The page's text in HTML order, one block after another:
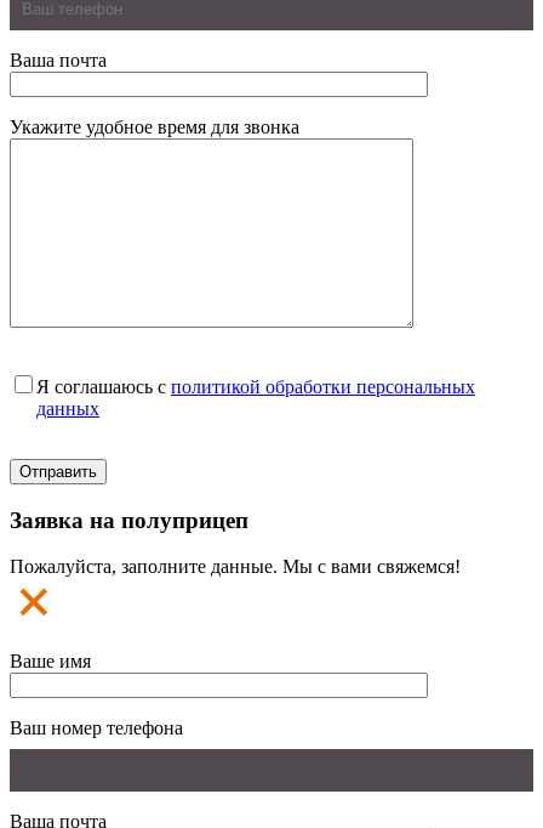
Ваша почта
Укажите удобное время для звонка
Я соглашаюсь с политикой обработки персональных
данных
Заявка на полуприцеп
Пожалуйста, заполните данные. Мы с вами свяжемся!
Ваше имя
Ваш номер телефона
Ваша почта